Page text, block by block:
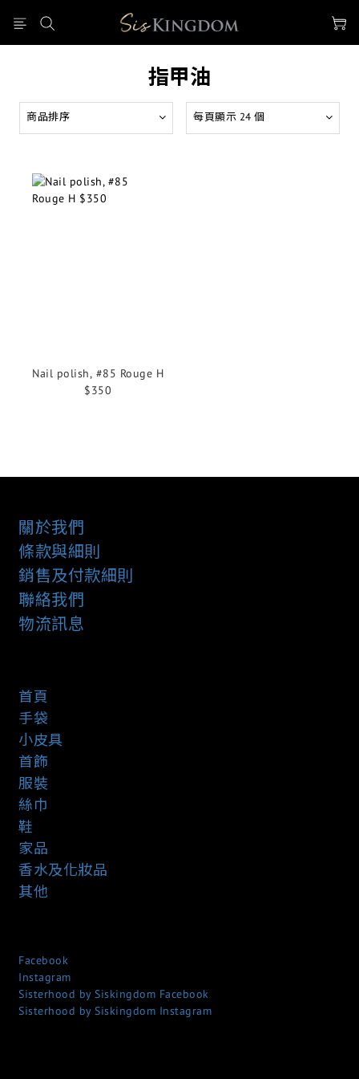
指甲油
商品排序 每頁顯示 24 個
Nail polish, #85 Rouge H
$350
關於我們
條款與細則
銷售及付款細則
聯絡我們
物流訊息
首頁
手袋
小皮具
首飾
服裝
絲巾
鞋
家品
香水及化妝品
其他
Facebook
Instagram
Sisterhood by Siskingdom Facebook
Sisterhood by Siskingdom Instagram